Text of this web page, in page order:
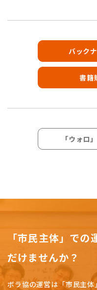
バック
書籍
「ウォロ
「市民主体」で
だけませんか？
ボラ協の運営は「市民主体